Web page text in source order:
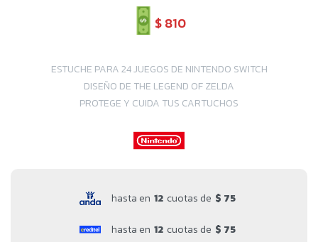
$810
ESTUCHE PARA 24 JUEGOS DE NINTENDO SWITCH
DISEÑO DE THE LEGEND OF ZELDA
PROTEGE Y CUIDA TUS CARTUCHOS
hasta en 12 cuotas de $ 75
hasta en 12 cuotas de $ 75